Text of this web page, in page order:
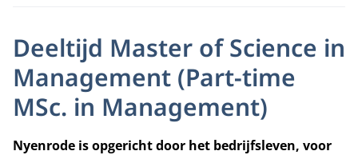
Deeltijd Master of Science in
Management (Part-time
MSc. in Management)
Nyenrode is opgericht door het bedrijfsleven, voor